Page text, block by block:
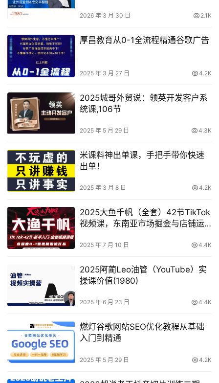
2026 年 3 月 30 日 2.1K
厚昌教育从0-1全流程精通谷歌广告
2025 年 3 月 27 日 4.2K
2025城哥外贸说：领英开发客户系
统课,106节
2025 年 5 月 29 日 4.3K
米课料神出单课，手把手带你快速
出单！
2025 年 3 月 8 日 4.2K
2025大鱼千帆（全套）42节TikTok
视频课，东南亚市场掘金与店铺运
2025 年 7 月 10 日 4.4K
2025阿蔺Leo油管（YouTube）实
操课价值(1980)
2025 年 6 月 23 日 4.4K
燃灯谷歌网站SEO优化教程从基础
入门到精通
2025 年 5 月 29 日 4.2K